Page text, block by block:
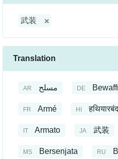
武装
Translation
AR مسلح DE
FR Armé HI हथियारबंद
IT Armato JA 武装
MS Bersenjata RU